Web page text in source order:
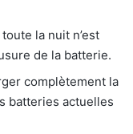
la nuit n’est
de la batterie.
complètement la
batteries actuelles